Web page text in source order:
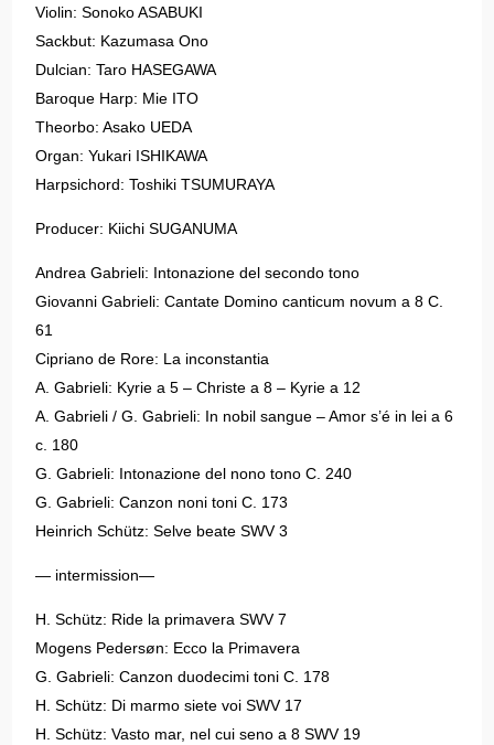
Violin: Sonoko ASABUKI
Sackbut: Kazumasa Ono
Dulcian: Taro HASEGAWA
Baroque Harp: Mie ITO
Theorbo: Asako UEDA
Organ: Yukari ISHIKAWA
Harpsichord: Toshiki TSUMURAYA
Producer: Kiichi SUGANUMA
Andrea Gabrieli: Intonazione del secondo tono
Giovanni Gabrieli: Cantate Domino canticum novum a 8 C.
61
Cipriano de Rore: La inconstantia
A. Gabrieli: Kyrie a 5 – Christe a 8 – Kyrie a 12
A. Gabrieli / G. Gabrieli: In nobil sangue – Amor s’é in lei a 6
c. 180
G. Gabrieli: Intonazione del nono tono C. 240
G. Gabrieli: Canzon noni toni C. 173
Heinrich Schütz: Selve beate SWV 3
— intermission—
H. Schütz: Ride la primavera SWV 7
Mogens Pedersøn: Ecco la Primavera
G. Gabrieli: Canzon duodecimi toni C. 178
H. Schütz: Di marmo siete voi SWV 17
H. Schütz: Vasto mar, nel cui seno a 8 SWV 19